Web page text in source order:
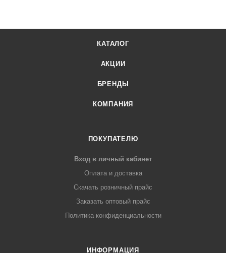
КАТАЛОГ
АКЦИИ
БРЕНДЫ
КОМПАНИЯ
ПОКУПАТЕЛЮ
Вход в личный кабинет
Оплата и доставка
Скачать розничный прайс
Заказать оптовый прайс
Политика конфиденциальности
ИНФОРМАЦИЯ